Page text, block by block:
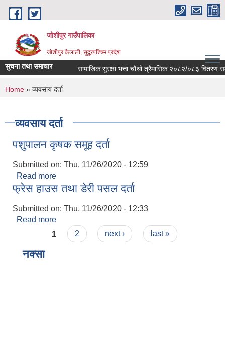
Skip to main content
जोशीपुर गाउँपालिका
जोशीपुर कैलाली, सुदूरपश्चिम प्रदेश
सुचना तथा समाचार सामाजिक सुरक्षा भत्ता चौथो त्रैमासिक २०८२/०८३ वितरण
You are here
Home » व्यवसाय दर्ता
व्यवसाय दर्ता
पशुपालन कृषक समूह दर्ता
Submitted on: Thu, 11/26/2020 - 12:59
Read more
फ्रेस हाउस तथा डेरी पसल दर्ता
Submitted on: Thu, 11/26/2020 - 12:33
Read more
Pages
1 2 next › last »
नक्सा